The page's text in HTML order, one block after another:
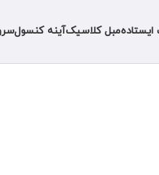
مبل کلاسیکآینه کنسول